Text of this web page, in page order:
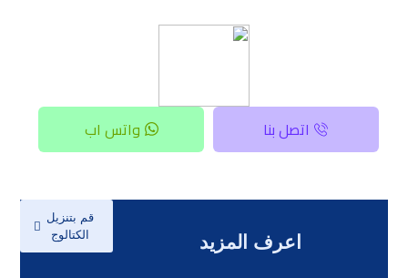
اتصل بنا واتس اب
اعرف المزيد
قم بتنزيل
الكتالوج